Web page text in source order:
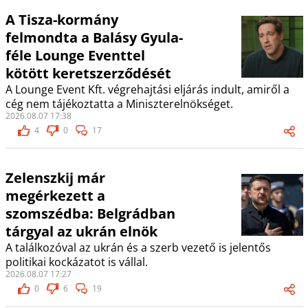
A Tisza-kormány
felmondta a Balásy Gyula-
féle Lounge Eventtel
kötött keretszerződését
A Lounge Event Kft. végrehajtási eljárás indult, amiről a
cég nem tájékoztatta a Miniszterelnökséget.
2026.08.07 17:38
4
0 17
Zelenszkij már
megérkezett a
szomszédba: Belgrádban
tárgyal az ukrán elnök
A találkozóval az ukrán és a szerb vezető is jelentős
politikai kockázatot is vállal.
2026.08.07 17:27
0
6 19